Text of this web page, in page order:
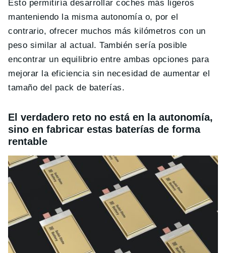
Esto permitiría desarrollar coches más ligeros
manteniendo la misma autonomía o, por el
contrario, ofrecer muchos más kilómetros con un
peso similar al actual. También sería posible
encontrar un equilibrio entre ambas opciones para
mejorar la eficiencia sin necesidad de aumentar el
tamaño del pack de baterías.
El verdadero reto no está en la autonomía,
sino en fabricar estas baterías de forma
rentable